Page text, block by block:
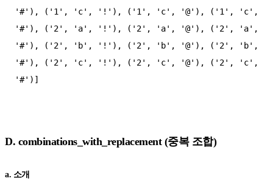
'#'), ('1', 'c', '!'), ('1', 'c', '@'), ('1', 'c',
'#'), ('2', 'a', '!'), ('2', 'a', '@'), ('2', 'a',
'#'), ('2', 'b', '!'), ('2', 'b', '@'), ('2', 'b',
'#'), ('2', 'c', '!'), ('2', 'c', '@'), ('2', 'c',
'#')]
D. combinations_with_replacement (중복 조합)
a. 소개